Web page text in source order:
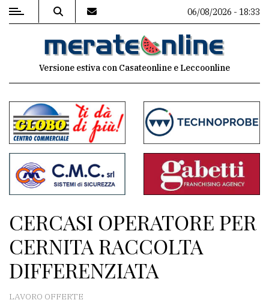
MENU
commenti
Contenuti
del
sito
Associazioni
Meteo
CONTATTI
06/08/2026 - 18:33
Versione estiva con Casateonline e Leccoonline
CERCASI OPERATORE PER
CERNITA RACCOLTA
DIFFERENZIATA
LAVORO OFFERTE